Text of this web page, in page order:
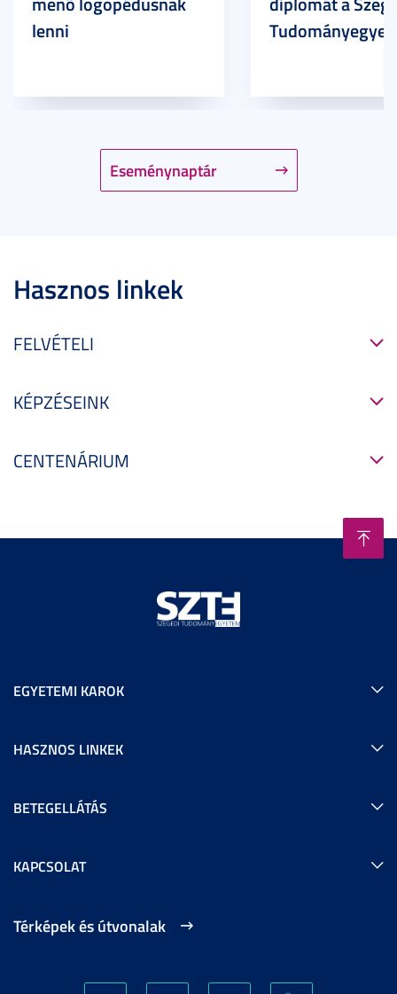
Eseménynaptár
lenni
Hasznos linkek
FELVÉTELI
KÉPZÉSEINK
CENTENÁRIUM
EGYETEMI KAROK
HASZNOS LINKEK
BETEGELLÁTÁS
KAPCSOLAT
Térképek és útvonalak